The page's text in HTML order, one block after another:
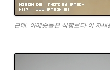
근데, 아메숏들은 식빵보다 이 자세